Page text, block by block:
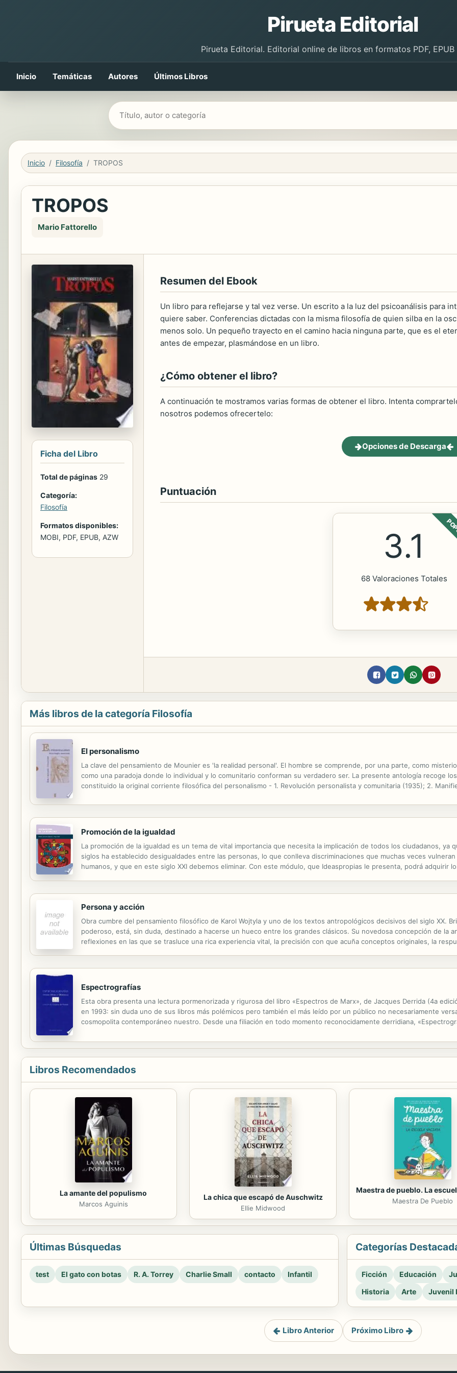
Pirueta Editorial
Pirueta Editorial. Editorial online de libros en formatos PDF, EPUB
Inicio Temáticas Autores Últimos Libros
Buscar libros
Inicio Filosofía TROPOS
TROPOS
Mario Fattorello
Ficha del Libro
Total de páginas 29
Categoría:
Filosofía
Formatos disponibles:
MOBI, PDF, EPUB, AZW
Resumen del Ebook
Un libro para reflejarse y tal vez verse. Un escrito a la luz del psicoanálisis para
quiere saber. Conferencias dictadas con la misma filosofía de quien silba en la
menos solo. Un pequeño trayecto en el camino hacia ninguna parte, que es el
antes de empezar, plasmándose en un libro.
¿Cómo obtener el libro?
A continuación te mostramos varias formas de obtener el libro. Intenta
nosotros podemos ofrecertelo:
Opciones de Descarga
Puntuación
3.1
68 Valoraciones Totales
Más libros de la categoría Filosofía
El personalismo
La clave del pensamiento de Mounier es 'la realidad personal'. El hombre se comprende, por una parte, como
como una paradoja donde lo individual y lo comunitario conforman su verdadero ser. La presente antología recoge
constituido la original corriente filosófica del personalismo - 1. Revolución personalista y comunitaria (1935); 2.
Promoción de la igualdad
La promoción de la igualdad es un tema de vital importancia que necesita la implicación de todos los ciudadanos, ya
siglos ha establecido desigualdades entre las personas, lo que conlleva discriminaciones que muchas veces
humanos, y que en este siglo XXI debemos eliminar. Con este módulo, que Ideaspropias le presenta, podrá adquirir
Persona y acción
Obra cumbre del pensamiento filosófico de Karol Wojtyla y uno de los textos antropológicos decisivos del siglo XX.
poderoso, está, sin duda, destinado a hacerse un hueco entre los grandes clásicos. Su novedosa concepción de la
reflexiones en las que se trasluce una rica experiencia vital, la precisión con que acuña conceptos originales, la
Espectrografías
Esta obra presenta una lectura pormenorizada y rigurosa del libro «Espectros de Marx», de Jacques Derrida (4a
en 1993: sin duda uno de sus libros más polémicos pero también el más leído por un público no necesariamente
cosmopolita contemporáneo nuestro. Desde una filiación en todo momento reconocidamente derridiana,
Libros Recomendados
La amante del populismo
Marcos Aguinis
La chica que escapó de Auschwitz
Ellie Midwood
Maestra de pueblo. La
Maestra De Pueblo
Últimas Búsquedas
test El gato con botas R. A. Torrey Charlie Small contacto Infantil
Categorías
Ficción Educación
Historia
Arte Juvenil
Libro Anterior Próximo Libro